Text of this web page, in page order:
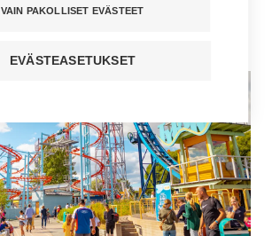
mukaan vaikka kolmen
kanssa!
VAIN PAKOLLISET EVÄSTEET
EVÄSTEASETUKSET